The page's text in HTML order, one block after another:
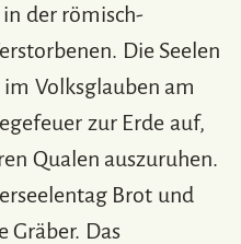
der römisch-
Die Seelen
Volksglauben am
zur Erde auf,
Qualen auszuruhen.
Brot und
Gräber. Das